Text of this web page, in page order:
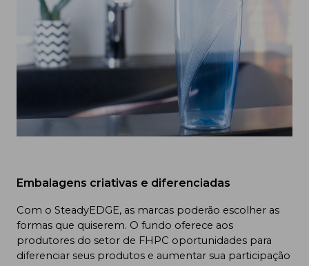
Embalagens criativas e diferenciadas
Com o SteadyEDGE, as marcas poderão escolher as
formas que quiserem. O fundo oferece aos
produtores do setor de FHPC oportunidades para
diferenciar seus produtos e aumentar sua participação